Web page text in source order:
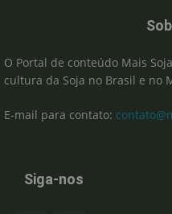
O Portal de conteúdo Mais
cultura da Soja no Brasil e no
E-mail para contato:
Siga-nos